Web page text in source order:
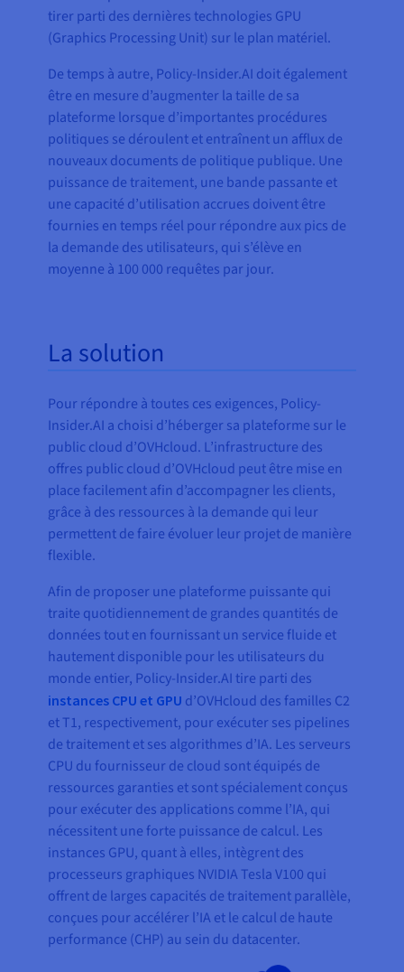
tirer parti des dernières technologies GPU
(Graphics Processing Unit) sur le plan matériel.
De temps à autre, Policy-Insider.AI doit également
être en mesure d’augmenter la taille de sa
plateforme lorsque d’importantes procédures
politiques se déroulent et entraînent un afflux de
nouveaux documents de politique publique. Une
puissance de traitement, une bande passante et
une capacité d’utilisation accrues doivent être
fournies en temps réel pour répondre aux pics de
la demande des utilisateurs, qui s’élève en
moyenne à 100 000 requêtes par jour.
La solution
Pour répondre à toutes ces exigences, Policy-
Insider.AI a choisi d’héberger sa plateforme sur le
public cloud d’OVHcloud. L’infrastructure des
offres public cloud d’OVHcloud peut être mise en
place facilement afin d’accompagner les clients,
grâce à des ressources à la demande qui leur
permettent de faire évoluer leur projet de manière
flexible.
Afin de proposer une plateforme puissante qui
traite quotidiennement de grandes quantités de
données tout en fournissant un service fluide et
hautement disponible pour les utilisateurs du
monde entier, Policy-Insider.AI tire parti des
instances CPU et GPU d’OVHcloud des familles C2
et T1, respectivement, pour exécuter ses pipelines
de traitement et ses algorithmes d’IA. Les serveurs
CPU du fournisseur de cloud sont équipés de
ressources garanties et sont spécialement conçus
pour exécuter des applications comme l’IA, qui
nécessitent une forte puissance de calcul. Les
instances GPU, quant à elles, intègrent des
processeurs graphiques NVIDIA Tesla V100 qui
offrent de larges capacités de traitement parallèle,
conçues pour accélérer l’IA et le calcul de haute
performance (CHP) au sein du datacenter.